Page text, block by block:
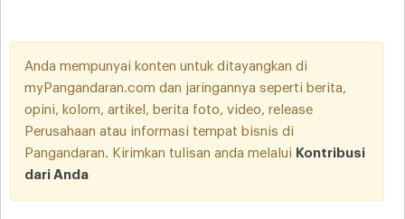
Anda mempunyai konten untuk ditayangkan di
myPangandaran.com dan jaringannya seperti berita,
opini, kolom, artikel, berita foto, video, release
Perusahaan atau informasi tempat bisnis di
Pangandaran. Kirimkan tulisan anda melalui Kontribusi
dari Anda